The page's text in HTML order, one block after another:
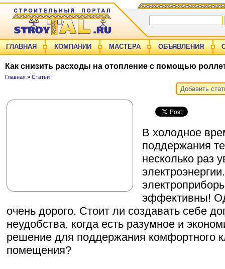
ГЛАВНАЯ КОМПАНИИ МАСТЕРА ОБЪЯВЛЕНИЯ
Как снизить расходы на отопление с помощью
Главная » Статьи
Добавить
В холодное
поддержания
несколько раз
эффективны!
очень дорого. Стоит ли создавать себе
неудобства, когда есть разумное и
решение для поддержания комфортного
помещения?